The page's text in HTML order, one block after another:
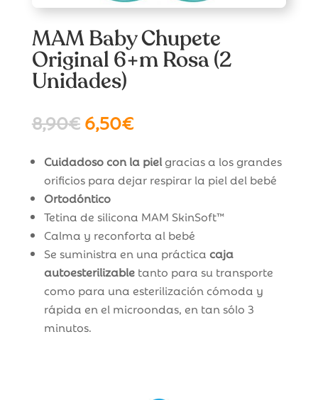
MAM Baby Chupete
Original 6+m Rosa (2
Unidades)
8,90€ El
precio
original
era:
8,90€.
6,50€El
precio
actual
es:
6,50€.
Cuidadoso con la pielgracias a los grandes
orificios para dejar respirar la piel del bebé
Ortodóntico
Tetina de silicona MAM SkinSoft™
Calma y reconforta al bebé
Se suministra en una práctica caja
autoesterilizabletanto para su transporte
como para una esterilización cómoda y
rápida en el microondas, en tan sólo 3
minutos.